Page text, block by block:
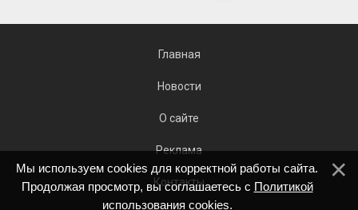
Главная
Новости
О сайте
Реклама
Контакты
Мы используем cookies для корректной работы сайта.
Продолжая просмотр, вы соглашаетесь с Политикой
использования cookies.